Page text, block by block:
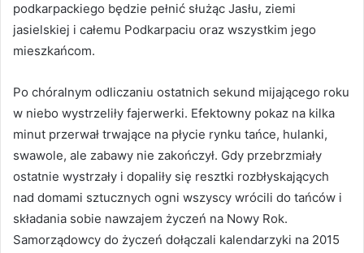
podkarpackiego będzie pełnić służąc Jasłu, ziemi
jasielskiej i całemu Podkarpaciu oraz wszystkim jego
mieszkańcom.
Po chóralnym odliczaniu ostatnich sekund mijającego roku
w niebo wystrzeliły fajerwerki. Efektowny pokaz na kilka
minut przerwał trwające na płycie rynku tańce, hulanki,
swawole, ale zabawy nie zakończył. Gdy przebrzmiały
ostatnie wystrzały i dopaliły się resztki rozbłyskających
nad domami sztucznych ogni wszyscy wrócili do tańców i
składania sobie nawzajem życzeń na Nowy Rok.
Samorządowcy do życzeń dołączali kalendarzyki na 2015